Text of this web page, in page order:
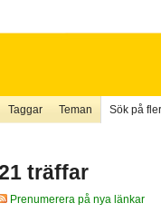
Taggar Teman Sök på
träffar
Prenumerera på nya länkar